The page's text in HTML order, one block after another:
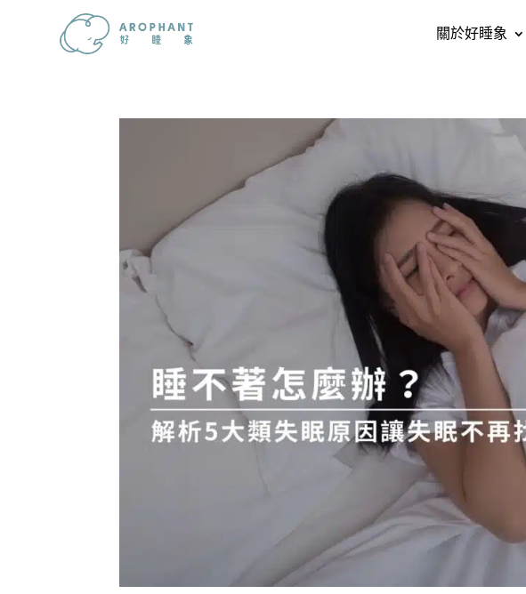
關於好睡象